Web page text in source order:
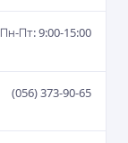
Пн-Пт: 9:00-15:00
(056) 373-90-65